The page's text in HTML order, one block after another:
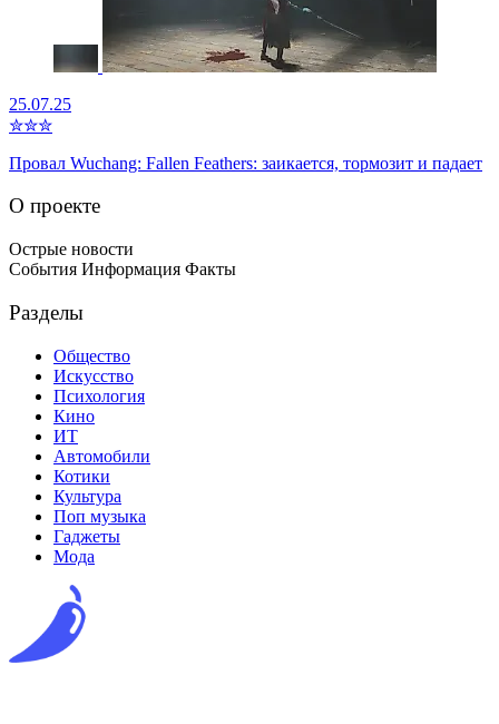
25.07.25
✮✮✮
Провал Wuchang: Fallen Feathers: заикается, тормозит и падает
О проекте
Острые новости
События Информация Факты
Разделы
Общество
Искусство
Психология
Кино
ИТ
Автомобили
Котики
Культура
Поп музыка
Гаджеты
Мода